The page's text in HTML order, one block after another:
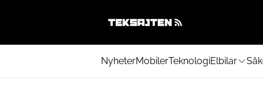
NyheterMobilerTeknologiElbilar